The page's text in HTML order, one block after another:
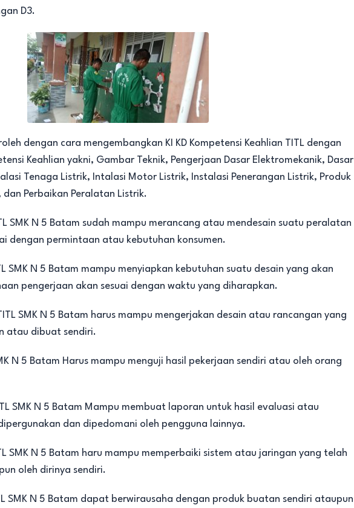
D3.
dengan cara mengembangkan KI KD Kompetensi Keahlian TITL dengan
Keahlian yakni, Gambar Teknik, Pengerjaan Dasar Elektromekanik, Dasar
Tenaga Listrik, Intalasi Motor Listrik, Instalasi Penerangan Listrik, Produk
Perbaikan Peralatan Listrik.
SMK N 5 Batam sudah mampu merancang atau mendesain suatu peralatan
dengan permintaan atau kebutuhan konsumen.
SMK N 5 Batam mampu menyiapkan kebutuhan suatu desain yang akan
pengerjaan akan sesuai dengan waktu yang diharapkan.
SMK N 5 Batam harus mampu mengerjakan desain atau rancangan yang
atau dibuat sendiri.
N 5 Batam Harus mampu menguji hasil pekerjaan sendiri atau oleh orang
SMK N 5 Batam Mampu membuat laporan untuk hasil evaluasi atau
dan dipedomani oleh pengguna lainnya.
SMK N 5 Batam haru mampu memperbaiki sistem atau jaringan yang telah
oleh dirinya sendiri.
SMK N 5 Batam dapat berwirausaha dengan produk buatan sendiri ataupun